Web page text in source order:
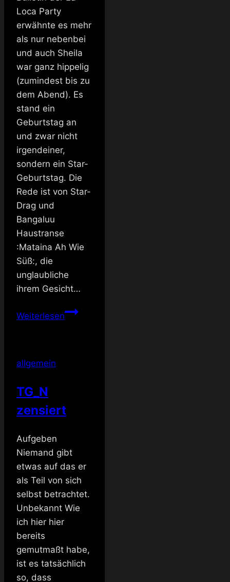
Loca Party
erwähnte es mehr
als nur nebenbei
und auch Sheila
war ganz hippelig
(zumindest bis zu
dem Abend). Es
stand ein
Geburtstag an
und zwar nicht
irgendeiner,
sondern ein Star-
Geburtstag. Die
Rede ist von Star-
Drag und
Bangaluu
Haustranse
:Mataina Ah Wie
Süß:, die
unglaubliche
ihrem Gesicht…
WeiterlesenEs
allgemein
TG_N
zensiert
Aufgeben
Niemand gibt
etwas auf das er
als Teil von sich
selbst betrachtet.
Unbekannt Wie
ich hier hier
bereits
gemutmaßt habe,
ist es tatsächlich
so, dass